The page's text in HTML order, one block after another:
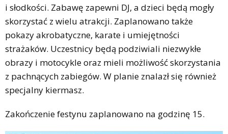
i słodkości. Zabawę zapewni DJ, a dzieci będą mogły
skorzystać z wielu atrakcji. Zaplanowano także
pokazy akrobatyczne, karate i umiejętności
strażaków. Uczestnicy będą podziwiali niezwykłe
obrazy i motocykle oraz mieli możliwość skorzystania
z pachnących zabiegów. W planie znalazł się również
specjalny kiermasz.
Zakończenie festynu zaplanowano na godzinę 15.